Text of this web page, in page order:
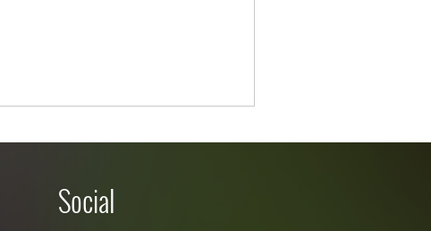
Social